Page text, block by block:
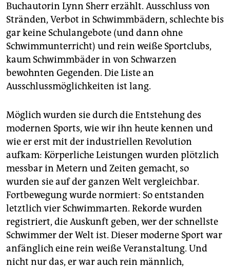
Buchautorin Lynn Sherr erzählt. Ausschluss von
Stränden, Verbot in Schwimmbädern, schlechte bis
gar keine Schulangebote (und dann ohne
Schwimmunterricht) und rein weiße Sportclubs,
kaum Schwimmbäder in von Schwarzen
bewohnten Gegenden. Die Liste an
Ausschlussmöglichkeiten ist lang.
Möglich wurden sie durch die Entstehung des
modernen Sports, wie wir ihn heute kennen und
wie er erst mit der industriellen Revolution
aufkam: Körperliche Leistungen wurden plötzlich
messbar in Metern und Zeiten gemacht, so
wurden sie auf der ganzen Welt vergleichbar.
Fortbewegung wurde normiert: So entstanden
letztlich vier Schwimmarten. Rekorde wurden
registriert, die Auskunft geben, wer der schnellste
Schwimmer der Welt ist. Dieser moderne Sport war
anfänglich eine rein weiße Veranstaltung. Und
nicht nur das, er war auch rein männlich,